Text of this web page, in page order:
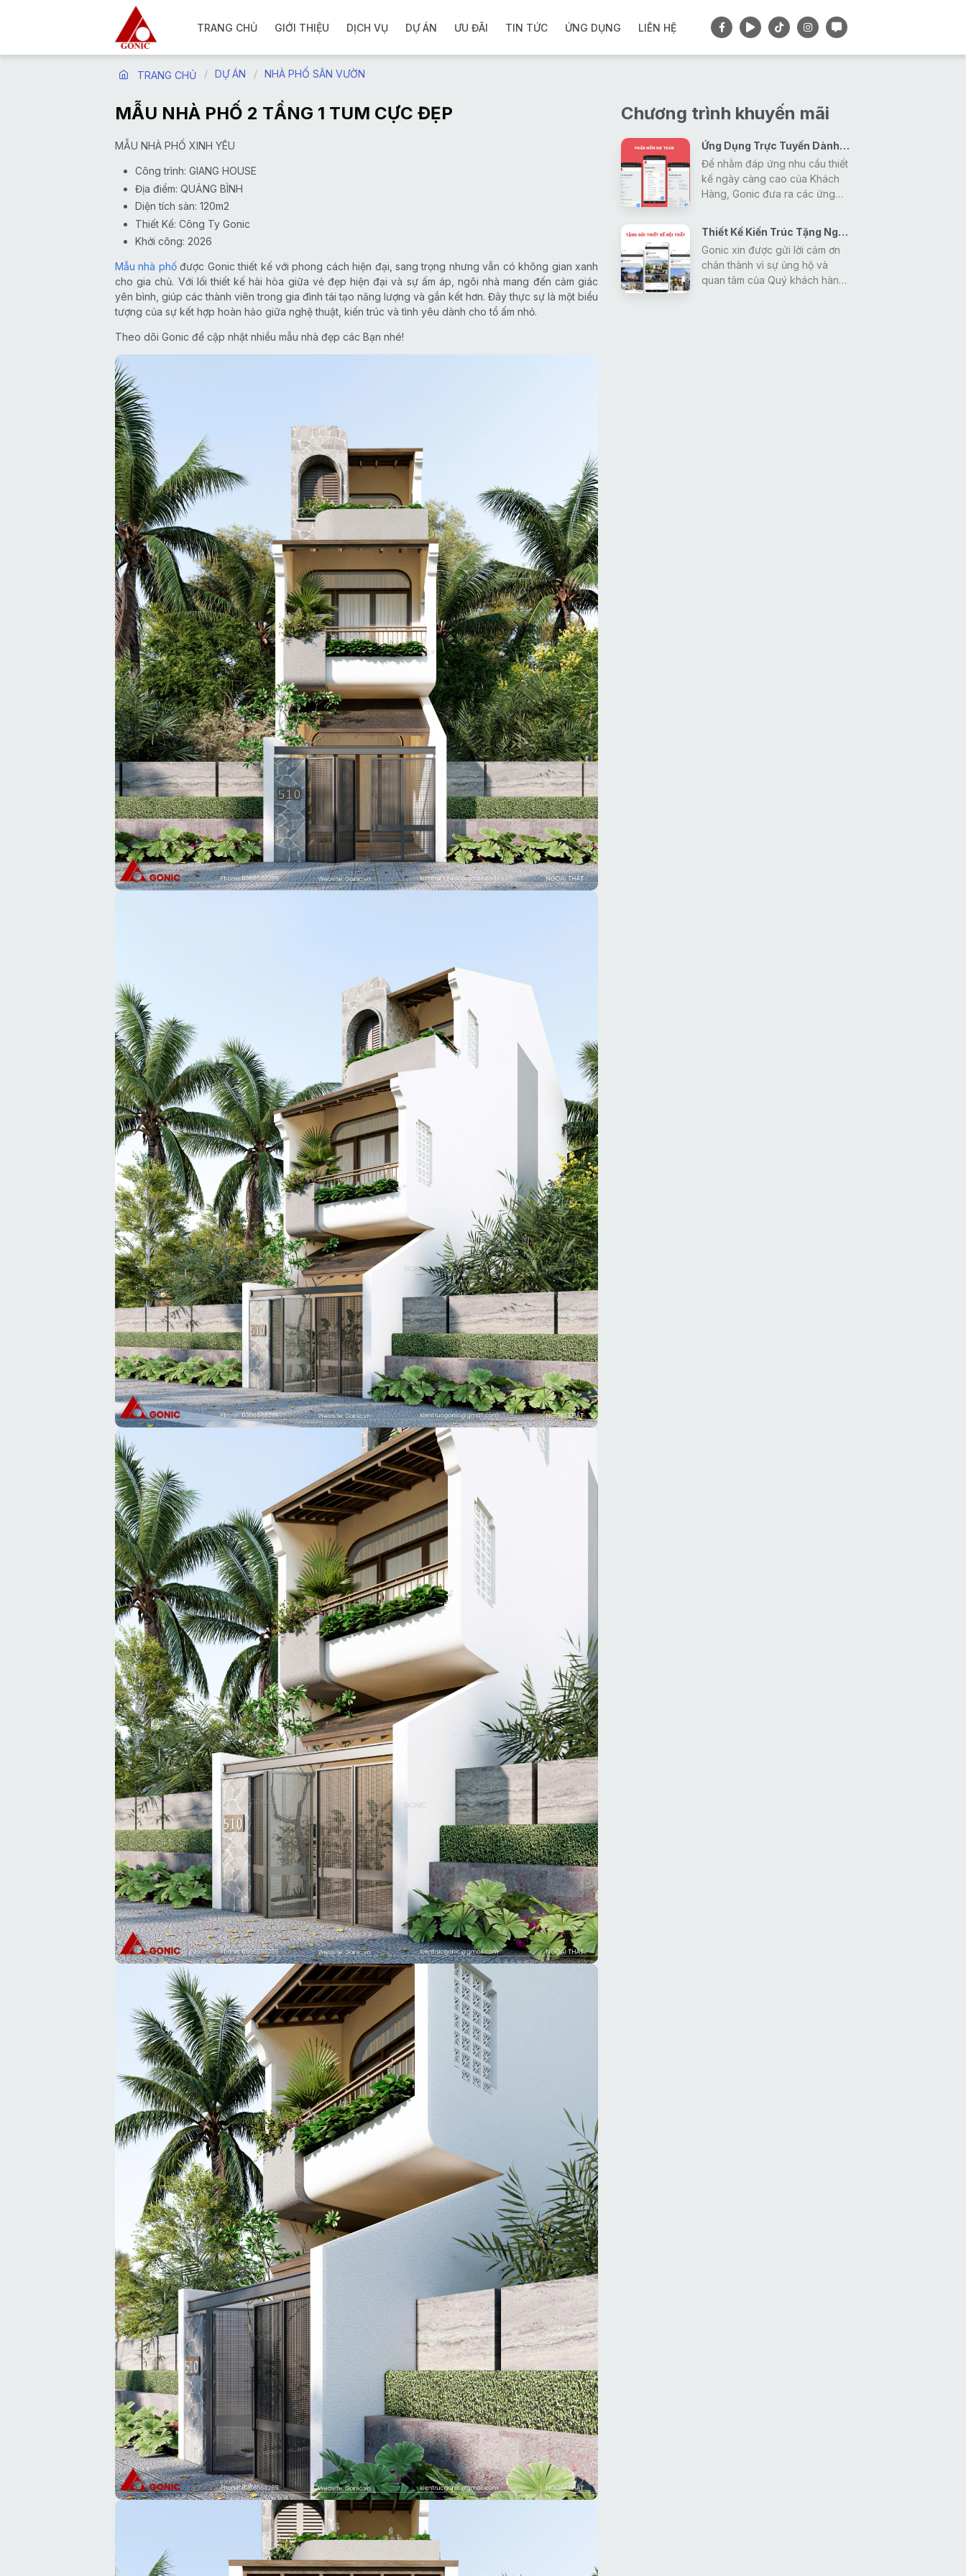
TRANG CHỦ GIỚI THIỆU DỊCH VỤ DỰ ÁN ƯU ĐÃI TIN TỨC ỨNG DỤNG LIÊN HỆ
TRANG CHỦ DỰ ÁN NHÀ PHỐ SÂN VƯỜN
MẪU NHÀ PHỐ 2 TẦNG 1 TUM CỰC ĐẸP
MẪU NHÀ PHỐ XINH YÊU
Công trình: GIANG HOUSE
Địa điểm: QUẢNG BÌNH
Diện tích sàn: 120m2
Thiết Kế: Công Ty Gonic
Khởi công: 2026
Mẫu nhà phốđược Gonic thiết kế với phong cách hiện đại, sang trọng nhưng vẫn có không gian xanh
cho gia chủ. Với lối thiết kế hài hòa giữa vẻ đẹp hiện đại và sự ấm áp, ngôi nhà mang đến cảm giác
yên bình, giúp các thành viên trong gia đình tái tạo năng lượng và gắn kết hơn. Đây thực sự là một biểu
tượng của sự kết hợp hoàn hảo giữa nghệ thuật, kiến trúc và tình yêu dành cho tổ ấm nhỏ.
Theo dõi Gonic để cập nhật nhiều mẫu nhà đẹp các Bạn nhé!
Chương trình khuyến mãi
Ứng Dụng Trực Tuyến Dành Cho Khách Hàng
Để nhằm đáp ứng nhu cầu thiết
kế ngày càng cao của Khách
Hàng, Gonic đưa ra các ứng
thắc mắc, tra cứu các thông tin
về thiết kế - xây dựng - phong
thủy một cách nhanh nhất và
hiệu quả nhất cho khách hàng.
Thiết Kế Kiến Trúc Tặng Ngay Gói Thiết Kế Nội Thất
Gonic xin được gửi lời cảm ơn
chân thành vì sự ủng hộ và
quan tâm của Quý khách hàng